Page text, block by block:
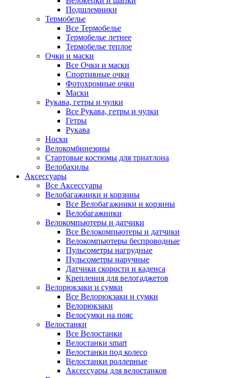
Подшлемники
Термобелье
Все Термобелье
Термобелье летнее
Термобелье теплое
Очки и маски
Все Очки и маски
Спортивные очки
Фотохромные очки
Маски
Рукава, гетры и чулки
Все Рукава, гетры и чулки
Гетры
Рукава
Носки
Велокомбинезоны
Стартовые костюмы для триатлона
Велобахилы
Аксессуары
Все Аксессуары
Велобагажники и корзины
Все Велобагажники и корзины
Велобагажники
Велокомпьютеры и датчики
Все Велокомпьютеры и датчики
Велокомпьютеры беспроводные
Пульсометры нагрудные
Пульсометры наручные
Датчики скорости и каденса
Крепления для велогаджетов
Велорюкзаки и сумки
Все Велорюкзаки и сумки
Велорюкзаки
Велосумки на пояс
Велостанки
Все Велостанки
Велостанки smart
Велостанки под колесо
Велостанки роллерные
Аксессуары для велостанков